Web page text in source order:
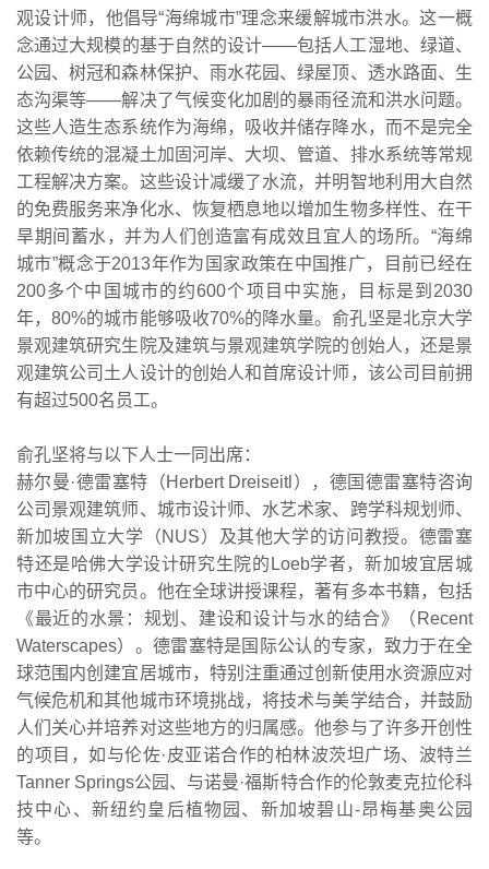
观设计师，他倡导“海绵城市”理念来缓解城市洪水。这一概
念通过大规模的基于自然的设计——包括人工湿地、绿道、
公园、树冠和森林保护、雨水花园、绿屋顶、透水路面、生
态沟渠等——解决了气候变化加剧的暴雨径流和洪水问题。
这些人造生态系统作为海绵，吸收并储存降水，而不是完全
依赖传统的混凝土加固河岸、大坝、管道、排水系统等常规
工程解决方案。这些设计减缓了水流，并明智地利用大自然
的免费服务来净化水、恢复栖息地以增加生物多样性、在干
旱期间蓄水，并为人们创造富有成效且宜人的场所。“海绵
城市”概念于2013年作为国家政策在中国推广，目前已经在
200多个中国城市的约600个项目中实施，目标是到2030
年，80%的城市能够吸收70%的降水量。俞孔坚是北京大学
景观建筑研究生院及建筑与景观建筑学院的创始人，还是景
观建筑公司土人设计的创始人和首席设计师，该公司目前拥
有超过500名员工。
俞孔坚将与以下人士一同出席：
赫尔曼·德雷塞特（Herbert Dreiseitl），德国德雷塞特咨询
公司景观建筑师、城市设计师、水艺术家、跨学科规划师、
新加坡国立大学（NUS）及其他大学的访问教授。德雷塞
特还是哈佛大学设计研究生院的Loeb学者，新加坡宜居城
市中心的研究员。他在全球讲授课程，著有多本书籍，包括
《最近的水景：规划、建设和设计与水的结合》（Recent
Waterscapes）。德雷塞特是国际公认的专家，致力于在全
球范围内创建宜居城市，特别注重通过创新使用水资源应对
气候危机和其他城市环境挑战，将技术与美学结合，并鼓励
人们关心并培养对这些地方的归属感。他参与了许多开创性
的项目，如与伦佐·皮亚诺合作的柏林波茨坦广场、波特兰
Tanner Springs公园、与诺曼·福斯特合作的伦敦麦克拉伦科
技中心、新纽约皇后植物园、新加坡碧山-昂梅基奥公园
等。